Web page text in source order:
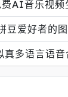
AI音乐视频
爱好者的
多语言语音